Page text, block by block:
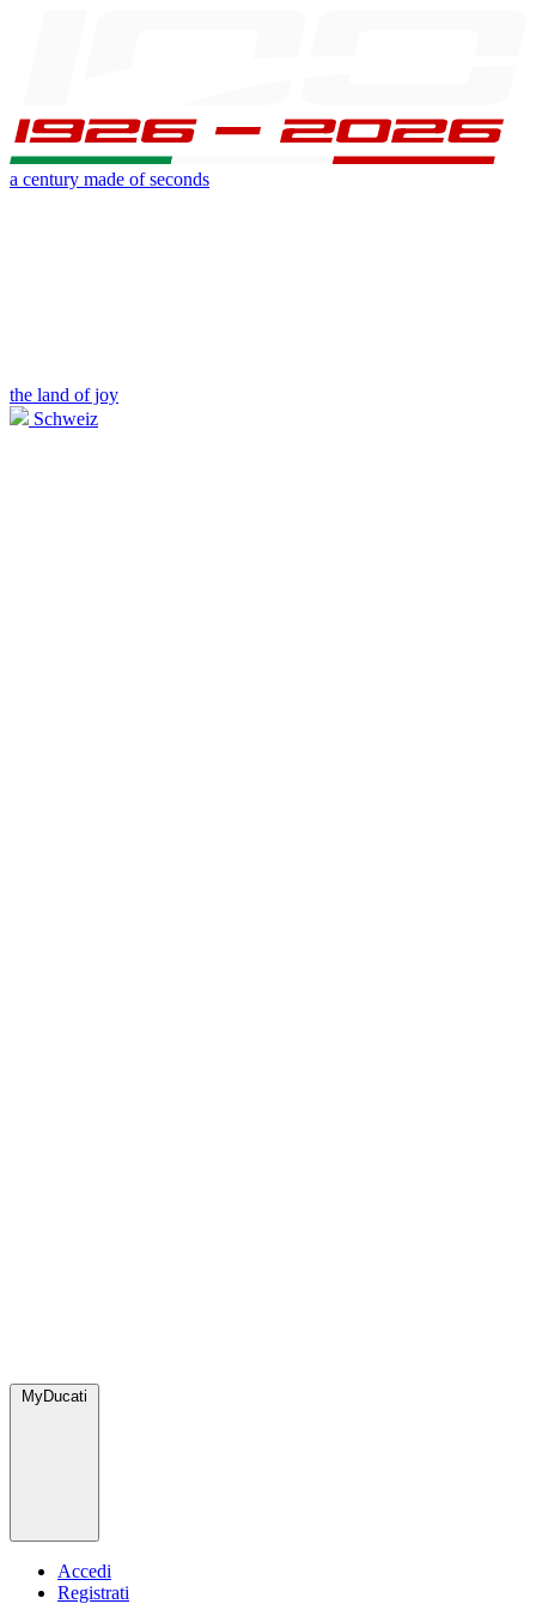
a century made of seconds
the land of joy
Schweiz
MyDucati
Accedi
Registrati